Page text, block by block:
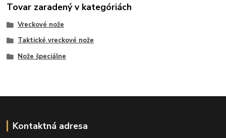
Tovar zaradený v kategóriách
Vreckové nože
Taktické vreckové nože
Nože špeciálne
Kontaktná adresa